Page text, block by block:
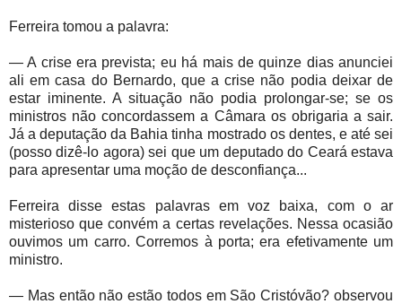
Ferreira tomou a palavra:
— A crise era prevista; eu há mais de quinze dias anunciei
ali em casa do Bernardo, que a crise não podia deixar de
estar iminente. A situação não podia prolongar-se; se os
ministros não concordassem a Câmara os obrigaria a sair.
Já a deputação da Bahia tinha mostrado os dentes, e até sei
(posso dizê-lo agora) sei que um deputado do Ceará estava
para apresentar uma moção de desconfiança...
Ferreira disse estas palavras em voz baixa, com o ar
misterioso que convém a certas revelações. Nessa ocasião
ouvimos um carro. Corremos à porta; era efetivamente um
ministro.
— Mas então não estão todos em São Cristóvão? observou